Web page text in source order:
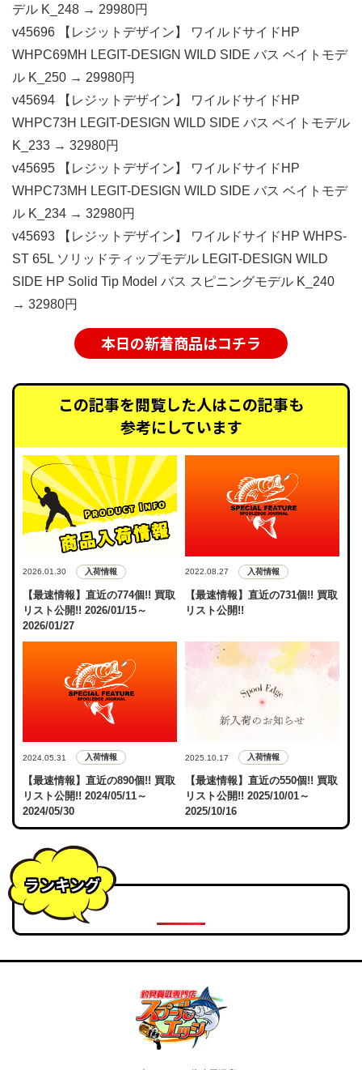
デル K_248 → 29980円
v45696 【レジットデザイン】 ワイルドサイドHP
WHPC69MH LEGIT-DESIGN WILD SIDE バス ベイトモデ
ル K_250 → 29980円
v45694 【レジットデザイン】 ワイルドサイドHP
WHPC73H LEGIT-DESIGN WILD SIDE バス ベイトモデル
K_233 → 32980円
v45695 【レジットデザイン】 ワイルドサイドHP
WHPC73MH LEGIT-DESIGN WILD SIDE バス ベイトモデ
ル K_234 → 32980円
v45693 【レジットデザイン】 ワイルドサイドHP WHPS-
ST 65L ソリッドティップモデル LEGIT-DESIGN WILD
SIDE HP Solid Tip Model バス スピニングモデル K_240
→ 32980円
本日の新着商品はコチラ
この記事を閲覧した人はこの記事も
参考にしています
2026.01.30 入荷情報
【最速情報】直近の774個!! 買取
リスト公開!! 2026/01/15～
2026/01/27
2022.08.27 入荷情報
【最速情報】直近の731個!! 買取
リスト公開!!
2024.05.31 入荷情報
【最速情報】直近の890個!! 買取
リスト公開!! 2024/05/11～
2024/05/30
2025.10.17 入荷情報
【最速情報】直近の550個!! 買取
リスト公開!! 2025/10/01～
2025/10/16
ランキング